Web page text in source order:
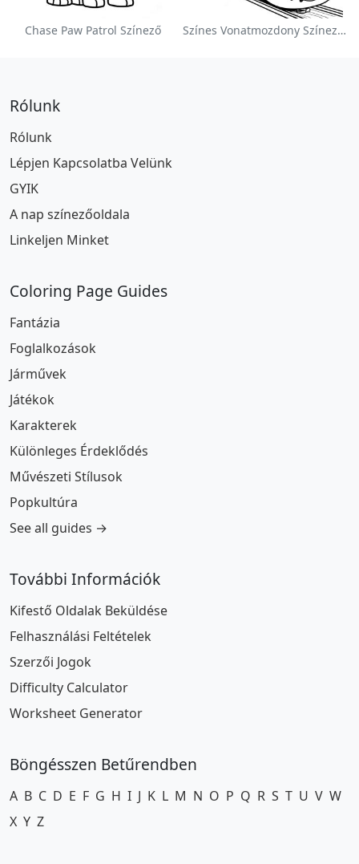
Chase Paw Patrol Színező Színes Vonatmozdony Színezőlap
Rólunk
Rólunk
Lépjen Kapcsolatba Velünk
GYIK
A nap színezőoldala
Linkeljen Minket
Coloring Page Guides
Fantázia
Foglalkozások
Járművek
Játékok
Karakterek
Különleges Érdeklődés
Művészeti Stílusok
Popkultúra
See all guides →
További Információk
Kifestő Oldalak Beküldése
Felhasználási Feltételek
Szerzői Jogok
Difficulty Calculator
Worksheet Generator
Böngésszen Betűrendben
A B C D E F G H I J K L M N O P Q R S T U V W
X Y Z